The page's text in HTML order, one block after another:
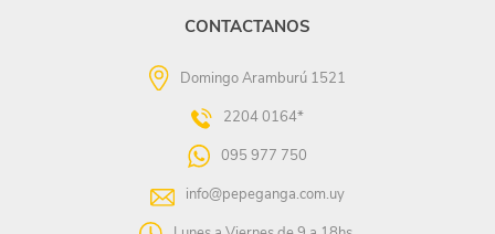
CONTACTANOS
Domingo Aramburú 1521
2204 0164*
095 977 750
info@pepeganga.com.uy